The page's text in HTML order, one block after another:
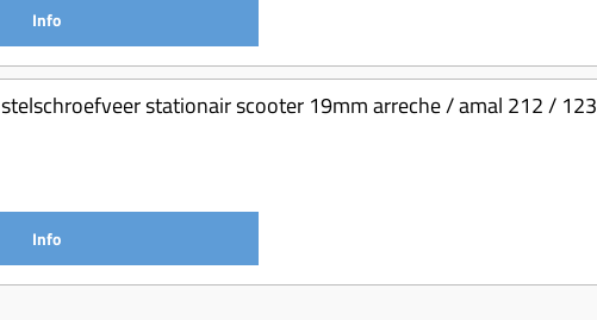
Info
stelschroefveer stationair scooter 19mm arreche / amal 212 / 123
Info